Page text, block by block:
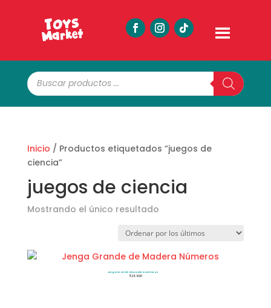
Búsqueda
de
productos
Inicio / Productos etiquetados “juegos de
ciencia”
juegos de ciencia
Mostrando el único resultado
Jenga Grande de Madera Números
$26.900